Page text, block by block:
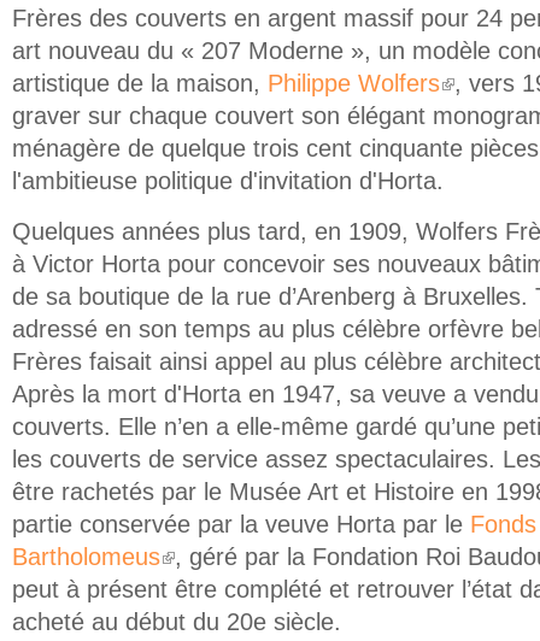
Frères des couverts en argent massif pour 24
art nouveau du « 207 Moderne », un modèle
artistique de la maison, Philippe Wolfers(link is
, vers
graver sur chaque couvert son élégant
ménagère de quelque trois cent cinquante
l'ambitieuse politique d'invitation d'Horta.
Quelques années plus tard, en 1909, Wolfers
à Victor Horta pour concevoir ses nouveaux
de sa boutique de la rue d’Arenberg à Bruxelles.
adressé en son temps au plus célèbre orfèvre
Frères faisait ainsi appel au plus célèbre
Après la mort d'Horta en 1947, sa veuve a
couverts. Elle n’en a elle-même gardé qu’une
les couverts de service assez spectaculaires.
être rachetés par le Musée Art et Histoire en
partie conservée par la veuve Horta par le
Bartholomeus(link is external)
, géré par la Fondation Roi
peut à présent être complété et retrouver l’état
acheté au début du 20e siècle.